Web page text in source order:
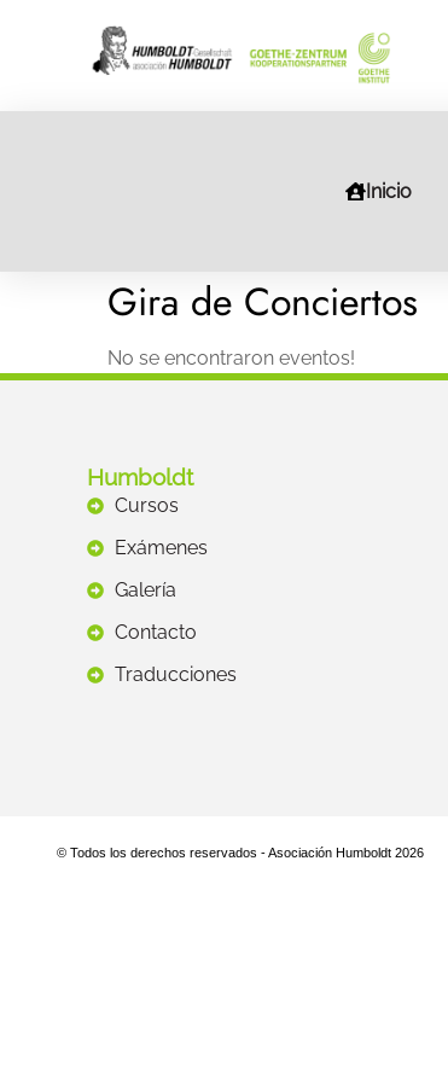
Inicio
Gira de Conciertos
No se encontraron eventos!
Humboldt
Cursos
Exámenes
Galería
Contacto
Traducciones
© Todos los derechos reservados - Asociación Humboldt 2026